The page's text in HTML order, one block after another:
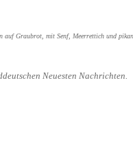
Graubrot, mit Senf, Meerrettich und
Neuesten Nachrichten.